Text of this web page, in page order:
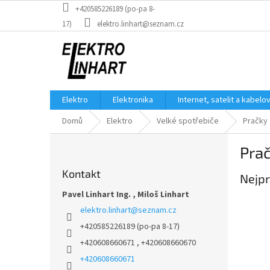
obsah
+420585226189 (po-pa 8-
17)
elektro.linhart@seznam.cz
Elektro Elektronika Internet, satelit a
Domů
Elektro Velké spotřebiče Pračky
Kontakt
Pavel Linhart Ing. , Miloš Linhart
elektro.linhart@seznam.cz
+420585226189 (po-pa 8-17)
+420608660671 , +420608660670
+420608660671